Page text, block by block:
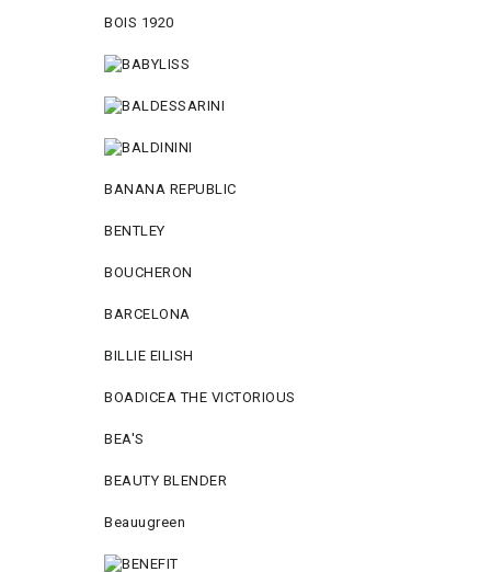
BOIS 1920
BANANA REPUBLIC
BENTLEY
BOUCHERON
BARCELONA
BILLIE EILISH
BOADICEA THE VICTORIOUS
BEA'S
BEAUTY BLENDER
Beauugreen